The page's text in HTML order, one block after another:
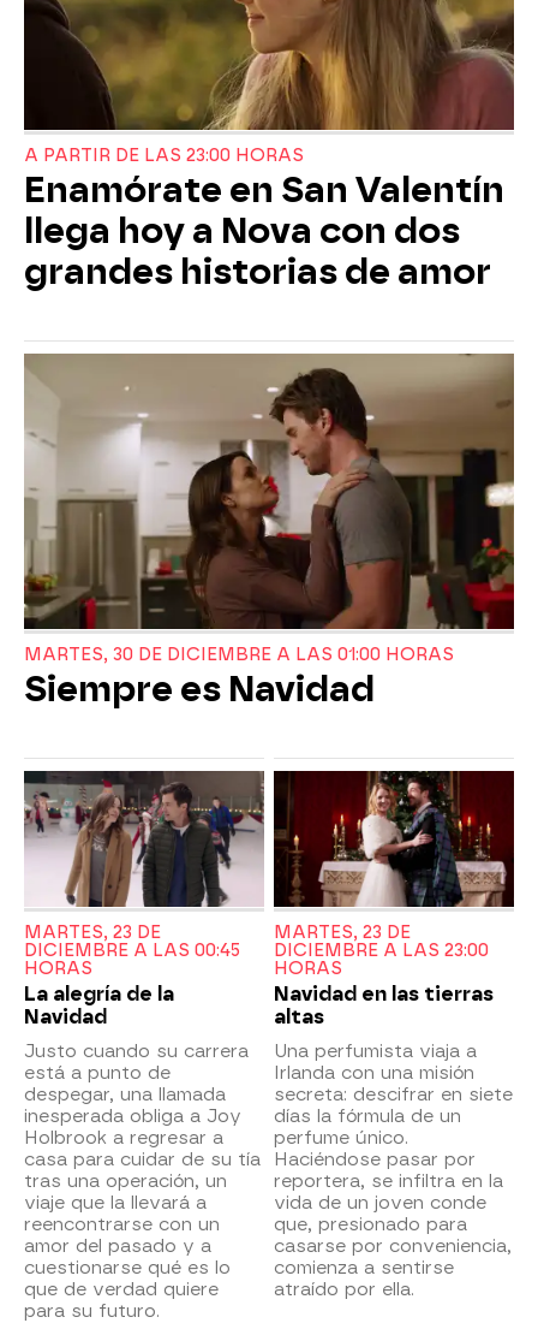
A PARTIR DE LAS 23:00 HORAS
Enamórate en San Valentín
llega hoy a Nova con dos
grandes historias de amor
MARTES, 30 DE DICIEMBRE A LAS 01:00 HORAS
Siempre es Navidad
MARTES, 23 DE
DICIEMBRE A LAS 00:45
HORAS
La alegría de la
Navidad
Justo cuando su carrera
está a punto de
despegar, una llamada
inesperada obliga a Joy
Holbrook a regresar a
casa para cuidar de su tía
tras una operación, un
viaje que la llevará a
reencontrarse con un
amor del pasado y a
cuestionarse qué es lo
que de verdad quiere
para su futuro.
MARTES, 23 DE
DICIEMBRE A LAS 23:00
HORAS
Navidad en las tierras
altas
Una perfumista viaja a
Irlanda con una misión
secreta: descifrar en siete
días la fórmula de un
perfume único.
Haciéndose pasar por
reportera, se infiltra en la
vida de un joven conde
que, presionado para
casarse por conveniencia,
comienza a sentirse
atraído por ella.